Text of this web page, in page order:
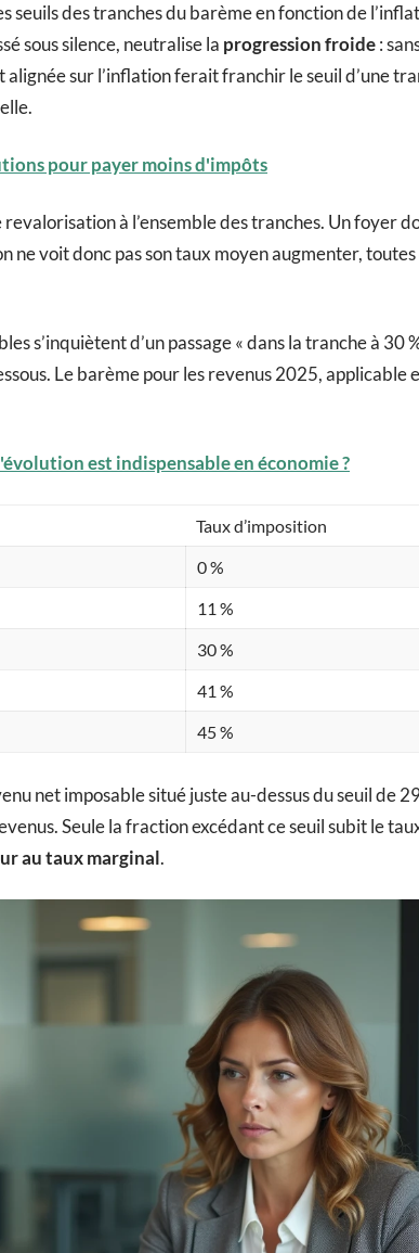
seuils des tranches du barème en fonction de
sous silence, neutralise la progression froide:
sur l’inflation ferait franchir le seuil d’une
pour payer moins d'impôts
à l’ensemble des tranches. Un foyer
ne voit donc pas son taux moyen augmenter, toutes
s’inquiètent d’un passage « dans la tranche à 30
Le barème pour les revenus 2025, applicable
est indispensable en économie ?
Taux d’imposition
0 %
11 %
30 %
41 %
45 %
net imposable situé juste au-dessus du seuil de
Seule la fraction excédant ce seuil subit le
au taux marginal.